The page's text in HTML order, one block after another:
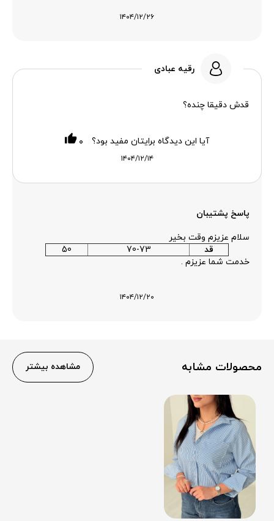
۱۴۰۴/۱۲/۲۶
رقیه عبادی
قدش دقیقا چنده؟
۱۴۰۴/۱۲/۱۴
آیا این دیدگاه برایتان مفید بود؟ ۰
پاسخ پشتیبان
سلام عزیزم وقت بخیر
قد
70-73
50
خدمت شما عزیزم .
۱۴۰۴/۱۲/۲۰
محصولات مشابه مشاهده بیشتر